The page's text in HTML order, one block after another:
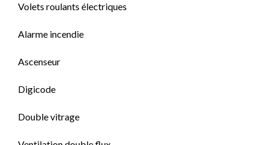
Volets roulants électriques
Alarme incendie
Ascenseur
Digicode
Double vitrage